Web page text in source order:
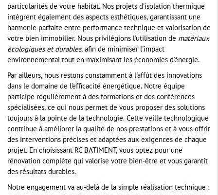
particularités de votre habitat. Nos projets d'isolation thermique
intègrent également des aspects esthétiques, garantissant une
harmonie parfaite entre performance technique et valorisation de
votre bien immobilier. Nous privilégions l'utilisation de matériaux
écologiques et durables, afin de minimiser l'impact
environnemental tout en maximisant les économies d'énergie.
Par ailleurs, nous restons constamment à l'affût des innovations
dans le domaine de l'efficacité énergétique. Notre équipe
participe régulièrement à des formations et des conférences
spécialisées, ce qui nous permet de vous proposer des solutions
toujours à la pointe de la technologie. Cette veille technologique
contribue à améliorer la qualité de nos prestations et à vous offrir
des interventions précises et adaptées aux exigences de chaque
projet. En choisissant RC BATIMENT, vous optez pour une
rénovation complète qui valorise votre bien-être et vous garantit
des résultats durables.
Notre engagement va au-delà de la simple réalisation technique :